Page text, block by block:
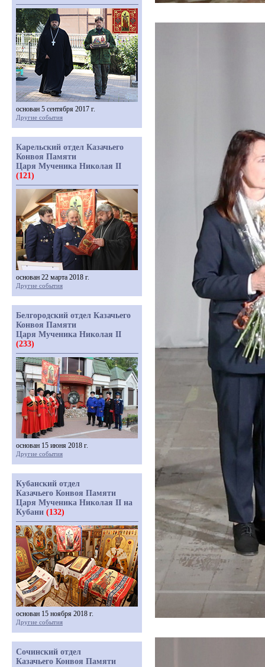
основан 5 сентября 2017 г.
Другие события
Карельский отдел Казачьего
Конвоя Памяти
Царя Мученика Николая II
(121)
основан 22 марта 2018 г.
Другие события
Белгородский отдел Казачьего
Конвоя Памяти
Царя Мученика Николая II
(233)
основан 15 июня 2018 г.
Другие события
Кубанский отдел
Казачьего Конвоя Памяти
Царя Мученика Николая II на
Кубани (132)
основан 15 ноября 2018 г.
Другие события
Сочинский отдел
Казачьего Конвоя Памяти